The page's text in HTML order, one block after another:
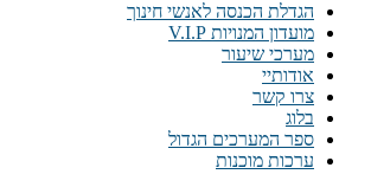
הגדלת הכנסה לאנשי חינוך
מועדון המנויות V.I.P
מערכי שיעור
אודותיי
צרו קשר
בלוג
ספר המערכים הגדול
ערכות מוכנות